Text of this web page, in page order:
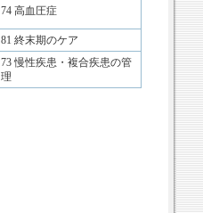
74 高血圧症
81 終末期のケア
73 慢性疾患・複合疾患の管
理